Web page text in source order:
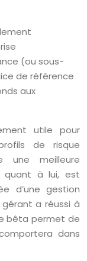
(ou sous-
de référence
aux
utile pour
de risque
une meilleure
quant à lui, est
d’une gestion
a réussi à
bêta permet de
dans